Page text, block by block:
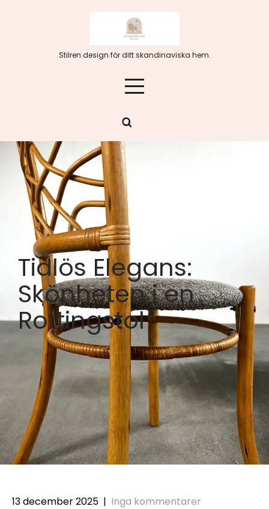
Stilren design för ditt skandinaviska hem.
Tidlös Elegans:
Skönheten i en
Rottingstol
13 december 2025 | Inga kommentarer